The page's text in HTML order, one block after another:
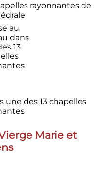
rayonnantes de
une des 13 chapelles
Marie et